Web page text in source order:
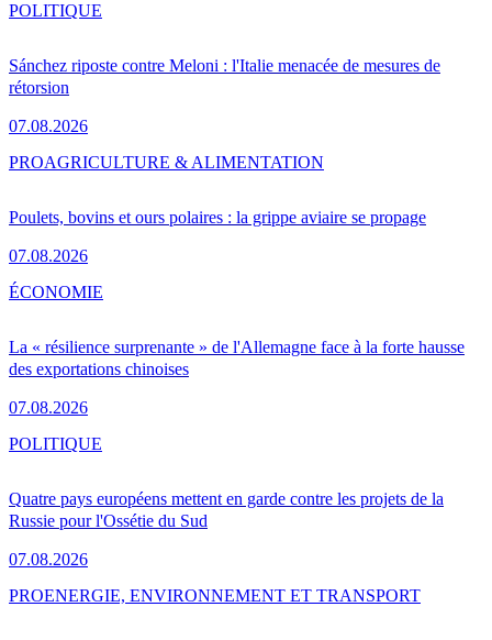
Sánchez riposte contre Meloni : l'Italie menacée de mesures de
rétorsion
07.08.2026
POLITIQUE
Poulets, bovins et ours polaires : la grippe aviaire se propage
07.08.2026
PROAGRICULTURE & ALIMENTATION
La « résilience surprenante » de l'Allemagne face à la forte hausse
des exportations chinoises
07.08.2026
ÉCONOMIE
Quatre pays européens mettent en garde contre les projets de la
Russie pour l'Ossétie du Sud
07.08.2026
POLITIQUE
PROENERGIE, ENVIRONNEMENT ET TRANSPORT